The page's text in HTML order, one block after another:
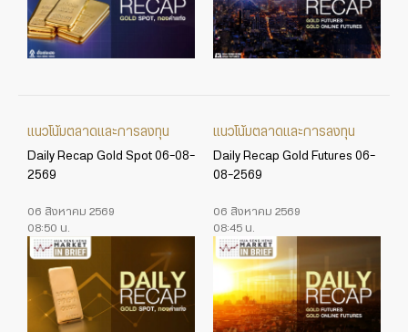
แนวโน้มตลาดและการลงทุน
Daily Recap Gold Spot 06-08-
2569
06 สิงหาคม 2569
08:50 น.
แนวโน้มตลาดและการลงทุน
Daily Recap Gold Futures 06-
08-2569
06 สิงหาคม 2569
08:45 น.